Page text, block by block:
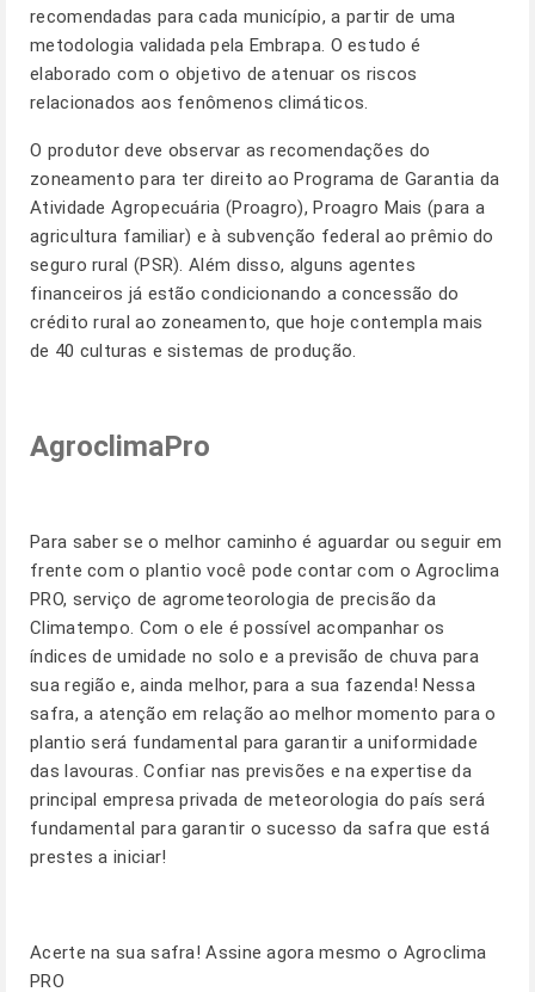
recomendadas para cada município, a partir de uma
metodologia validada pela Embrapa. O estudo é
elaborado com o objetivo de atenuar os riscos
relacionados aos fenômenos climáticos.
O produtor deve observar as recomendações do
zoneamento para ter direito ao Programa de Garantia da
Atividade Agropecuária (Proagro), Proagro Mais (para a
agricultura familiar) e à subvenção federal ao prêmio do
seguro rural (PSR). Além disso, alguns agentes
financeiros já estão condicionando a concessão do
crédito rural ao zoneamento, que hoje contempla mais
de 40 culturas e sistemas de produção.
AgroclimaPro
Para saber se o melhor caminho é aguardar ou seguir em
frente com o plantio você pode contar com o Agroclima
PRO, serviço de agrometeorologia de precisão da
Climatempo. Com o ele é possível acompanhar os
índices de umidade no solo e a previsão de chuva para
sua região e, ainda melhor, para a sua fazenda! Nessa
safra, a atenção em relação ao melhor momento para o
plantio será fundamental para garantir a uniformidade
das lavouras. Confiar nas previsões e na expertise da
principal empresa privada de meteorologia do país será
fundamental para garantir o sucesso da safra que está
prestes a iniciar!
Acerte na sua safra! Assine agora mesmo o Agroclima
PRO